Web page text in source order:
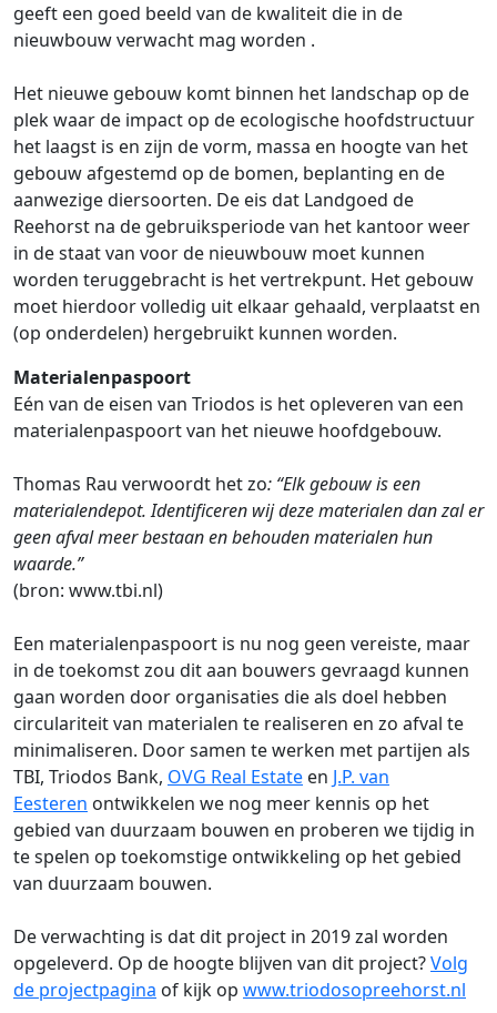
geeft een goed beeld van de kwaliteit die in de
nieuwbouw verwacht mag worden .
Het nieuwe gebouw komt binnen het landschap op de
plek waar de impact op de ecologische hoofdstructuur
het laagst is en zijn de vorm, massa en hoogte van het
gebouw afgestemd op de bomen, beplanting en de
aanwezige diersoorten. De eis dat Landgoed de
Reehorst na de gebruiksperiode van het kantoor weer
in de staat van voor de nieuwbouw moet kunnen
worden teruggebracht is het vertrekpunt. Het gebouw
moet hierdoor volledig uit elkaar gehaald, verplaatst en
(op onderdelen) hergebruikt kunnen worden.
Materialenpaspoort
Eén van de eisen van Triodos is het opleveren van een
materialenpaspoort van het nieuwe hoofdgebouw.
Thomas Rau verwoordt het zo: “Elk gebouw is een
materialendepot. Identificeren wij deze materialen dan zal er
geen afval meer bestaan en behouden materialen hun
waarde.”
(bron: www.tbi.nl)
Een materialenpaspoort is nu nog geen vereiste, maar
in de toekomst zou dit aan bouwers gevraagd kunnen
gaan worden door organisaties die als doel hebben
circulariteit van materialen te realiseren en zo afval te
minimaliseren. Door samen te werken met partijen als
TBI, Triodos Bank, OVG Real Estate en J.P. van
Eesteren ontwikkelen we nog meer kennis op het
gebied van duurzaam bouwen en proberen we tijdig in
te spelen op toekomstige ontwikkeling op het gebied
van duurzaam bouwen.
De verwachting is dat dit project in 2019 zal worden
opgeleverd. Op de hoogte blijven van dit project?Volg
de projectpagina of kijk op www.triodosopreehorst.nl